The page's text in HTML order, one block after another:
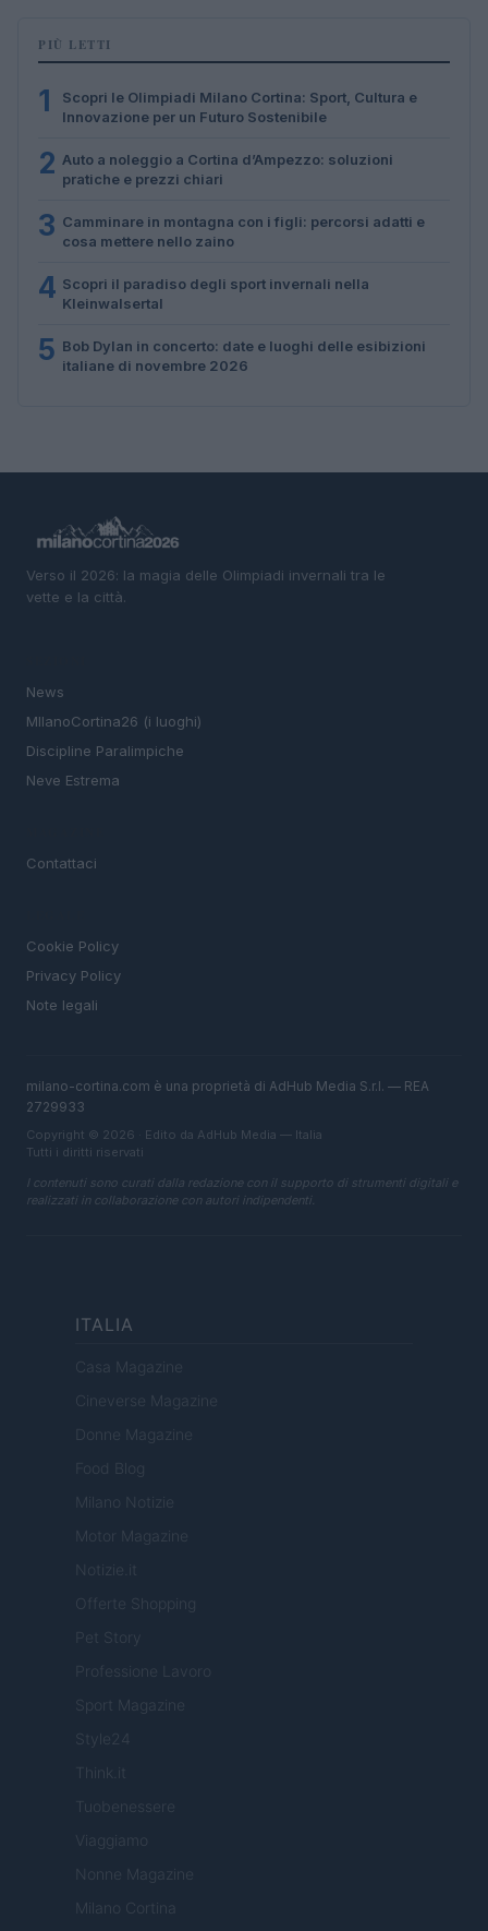
PIÙ LETTI
1
Scopri le Olimpiadi Milano Cortina: Sport, Cultura e
Innovazione per un Futuro Sostenibile
2 Auto a noleggio a Cortina d’Ampezzo: soluzioni
pratiche e prezzi chiari
3 Camminare in montagna con i figli: percorsi adatti e
cosa mettere nello zaino
4 Scopri il paradiso degli sport invernali nella
Kleinwalsertal
5 Bob Dylan in concerto: date e luoghi delle esibizioni
italiane di novembre 2026
Verso il 2026: la magia delle Olimpiadi invernali tra le
vette e la città.
News
MIlanoCortina26 (i luoghi)
Discipline Paralimpiche
Neve Estrema
Contattaci
Cookie Policy
Privacy Policy
Note legali
milano-cortina.com è una proprietà di AdHub Media S.r.l. — REA
2729933
Copyright © 2026 · Edito da AdHub Media — Italia
Tutti i diritti riservati
I contenuti sono curati dalla redazione con il supporto di strumenti digitali e
realizzati in collaborazione con autori indipendenti.
ITALIA
Casa Magazine
Cineverse Magazine
Donne Magazine
Food Blog
Milano Notizie
Motor Magazine
Notizie.it
Offerte Shopping
Pet Story
Professione Lavoro
Sport Magazine
Style24
Think.it
Tuobenessere
Viaggiamo
Nonne Magazine
Milano Cortina